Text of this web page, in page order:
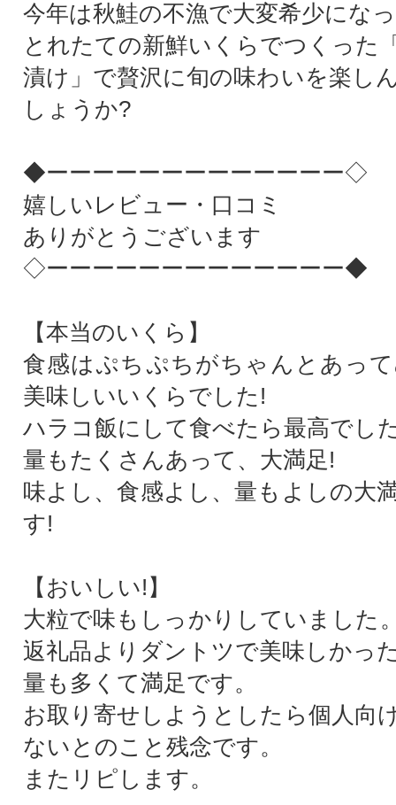
今年は秋鮭の不漁で大変希少にな
とれたての新鮮いくらでつくった
漬け」で贅沢に旬の味わいを楽し
しょうか?
◆ーーーーーーーーーーーーー◇
嬉しいレビュー・口コミ
ありがとうございます
◇ーーーーーーーーーーーーー◆
【本当のいくら】
食感はぷちぷちがちゃんとあっ
美味しいいくらでした!
ハラコ飯にして食べたら最高でし
量もたくさんあって、大満足!
味よし、食感よし、量もよしの大
す!
【おいしい!】
大粒で味もしっかりしていました
返礼品よりダントツで美味しかっ
量も多くて満足です。
お取り寄せしようとしたら個人向
ないとのこと残念です。
またリピします。